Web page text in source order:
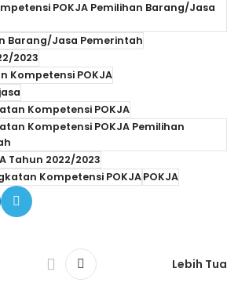
POKJA Pemilihan Barang/Jasa
Barang/Jasa Pemerintah
2023
Kompetensi POKJA
Kompetensi POKJA
Kompetensi POKJA Pemilihan
Tahun 2022/2023
Kompetensi POKJAPOKJA
Lebih Tua